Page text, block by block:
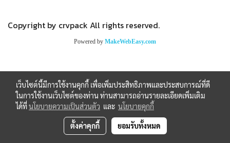
Copyright by crvpack All rights reserved.
Powered by MakeWebEasy.com
เว็บไซต์นี้มีการใช้งานคุกกี้ เพื่อเพิ่มประสิทธิภาพและประสบการณ์ที่ดี
ในการใช้งานเว็บไซต์ของท่าน ท่านสามารถอ่านรายละเอียดเพิ่มเติม
ได้ที่นโยบายความเป็นส่วนตัว และ นโยบายคุกกี้
ตั้งค่าคุกกี้ ยอมรับทั้งหมด